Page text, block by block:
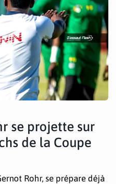
se projette sur
de la Coupe
Rohr, se prépare déjà